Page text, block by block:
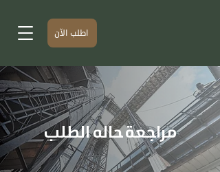
اطلب الآن
مراجعة حاله الطلب